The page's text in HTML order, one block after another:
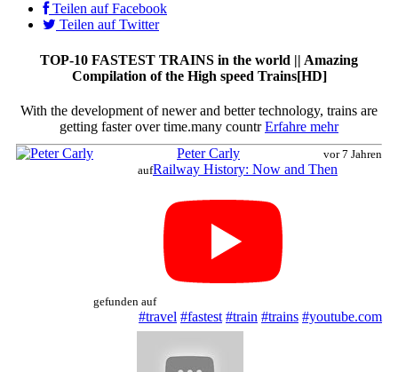
Teilen auf Facebook
Teilen auf Twitter
TOP-10 FASTEST TRAINS in the world || Amazing
Compilation of the High speed Trains[HD]
With the development of newer and better technology, trains are
getting faster over time.many countr Erfahre mehr
Peter Carly
vor 7 Jahren
aufRailway History: Now and Then
gefunden auf
#travel #fastest #train #trains #youtube.com